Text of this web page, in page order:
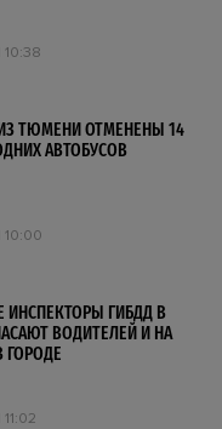
10:38
ТЮМЕНИ ОТМЕНЕНЫ 14
АВТОБУСОВ
10:00
ГИБДД В
ВОДИТЕЛЕЙ И НА
ГОРОДЕ
11:02